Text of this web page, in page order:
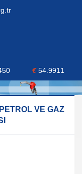
€54.9911
VE GAZ